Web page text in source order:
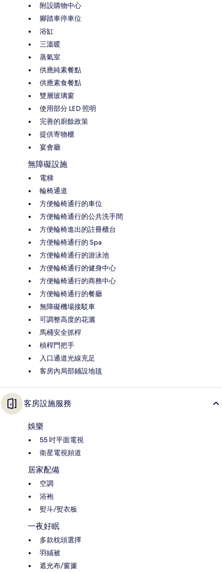
附設購物中心
腳踏車停車位
浴缸
三溫暖
蒸氣室
供應純素餐點
供應素食餐點
雙層玻璃窗
使用部分 LED 照明
完善的廚餘政策
提供寄物櫃
宴會廳
無障礙設施
電梯
輪椅通道
方便輪椅通行的車位
方便輪椅通行的公共洗手間
方便輪椅進出的註冊櫃台
方便輪椅通行的 Spa
方便輪椅通行的游泳池
方便輪椅通行的健身中心
方便輪椅通行的商務中心
方便輪椅通行的餐廳
無障礙機場接駁車
可調整高度的花灑
馬桶安全抓桿
槓桿門把手
入口通道光線充足
客房內局部鋪設地毯
客房設施服務
娛樂
55 吋平面電視
衛星電視頻道
居家配備
空調
浴袍
熨斗/熨衣板
一夜好眠
多款枕頭選擇
羽絨被
遮光布/窗簾